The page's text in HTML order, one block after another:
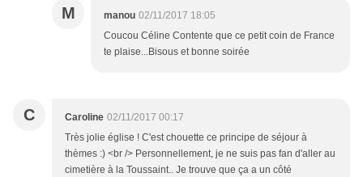
M manou 02/11/2017 18:05
Coucou Céline Contente que ce petit coin de France
te plaise...Bisous et bonne soirée
C Caroline 02/11/2017 00:17
Très jolie église ! C'est chouette ce principe de séjour à
thèmes :) <br /> Personnellement, je ne suis pas fan d'aller au
cimetière à la Toussaint.. Je trouve que ça a un côté